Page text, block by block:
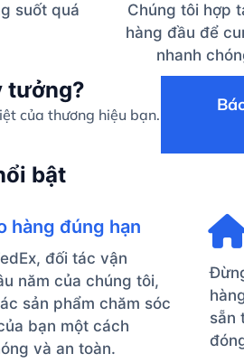
suốt quá
Chúng tôi hợp
hàng đầu để
nhanh
tưởng?
của thương hiệu bạn.
bật
hàng đúng hạn
đối tác vận
năm của chúng tôi,
sản phẩm chăm sóc
bạn một cách
và an toàn.
sẵn